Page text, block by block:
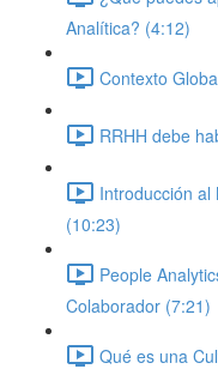
Analítica? (4:12)
Contexto
RRHH debe
Introducción al
(10:23)
People
Colaborador (7:21)
Qué es una